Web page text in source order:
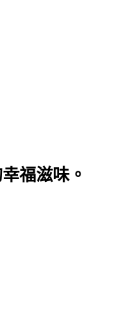
福滋味。